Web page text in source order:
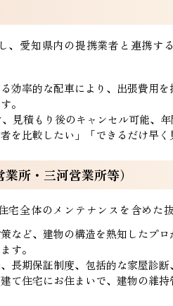
、愛知県内の提携業者と連携す
効率的な配車により、出張費用
。
見積もり後のキャンセル可能、
者を比較したい」「できるだけ早
所・三河営業所等）
宅全体のメンテナンスを含めた
など、建物の構造を熟知したプ
す。
長期保証制度、包括的な家屋診
て住宅にお住まいで、建物の維